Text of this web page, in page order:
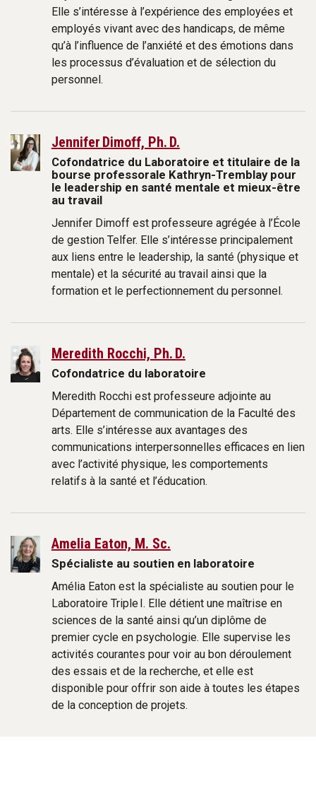
Elle s’intéresse à l’expérience des employées et
employés vivant avec des handicaps, de même
qu’à l’influence de l’anxiété et des émotions dans
les processus d’évaluation et de sélection du
personnel.
Jennifer Dimoff, Ph. D.
Cofondatrice du Laboratoire et titulaire de la
bourse professorale Kathryn-Tremblay pour
le leadership en santé mentale et mieux-être
au travail
Jennifer Dimoff est professeure agrégée à l’École
de gestion Telfer. Elle s’intéresse principalement
aux liens entre le leadership, la santé (physique et
mentale) et la sécurité au travail ainsi que la
formation et le perfectionnement du personnel.
Meredith Rocchi, Ph. D.
Cofondatrice du laboratoire
Meredith Rocchi est professeure adjointe au
Département de communication de la Faculté des
arts. Elle s’intéresse aux avantages des
communications interpersonnelles efficaces en lien
avec l’activité physique, les comportements
relatifs à la santé et l’éducation.
Amelia Eaton, M. Sc.
Spécialiste au soutien en laboratoire
Amélia Eaton est la spécialiste au soutien pour le
Laboratoire Triple I. Elle détient une maîtrise en
sciences de la santé ainsi qu’un diplôme de
premier cycle en psychologie. Elle supervise les
activités courantes pour voir au bon déroulement
des essais et de la recherche, et elle est
disponible pour offrir son aide à toutes les étapes
de la conception de projets.